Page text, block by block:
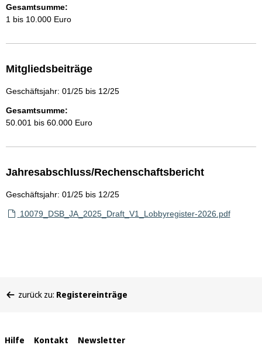
Gesamtsumme:
1 bis 10.000 Euro
Mitgliedsbeiträge
Geschäftsjahr: 01/25 bis 12/25
Gesamtsumme:
50.001 bis 60.000 Euro
Jahresabschluss/Rechenschaftsbericht
Geschäftsjahr: 01/25 bis 12/25
10079_DSB_JA_2025_Draft_V1_Lobbyregister-2026.pdf
befinden
zurück zu: Registereinträge
Interne
Hilfe Kontakt Newsletter